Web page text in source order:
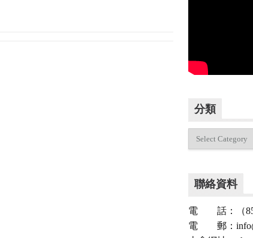
分類
聯絡資料
電 話：（
電 郵：